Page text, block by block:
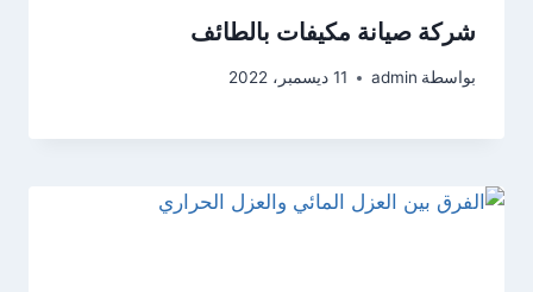
شركة صيانة مكيفات بالطائف
بواسطة admin 11 ديسمبر، 2022